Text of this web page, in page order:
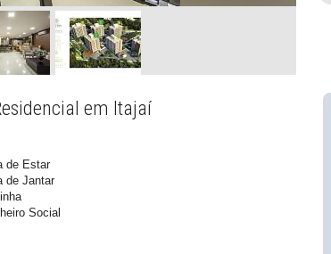
em Itajaí
de Estar
de Jantar
Social